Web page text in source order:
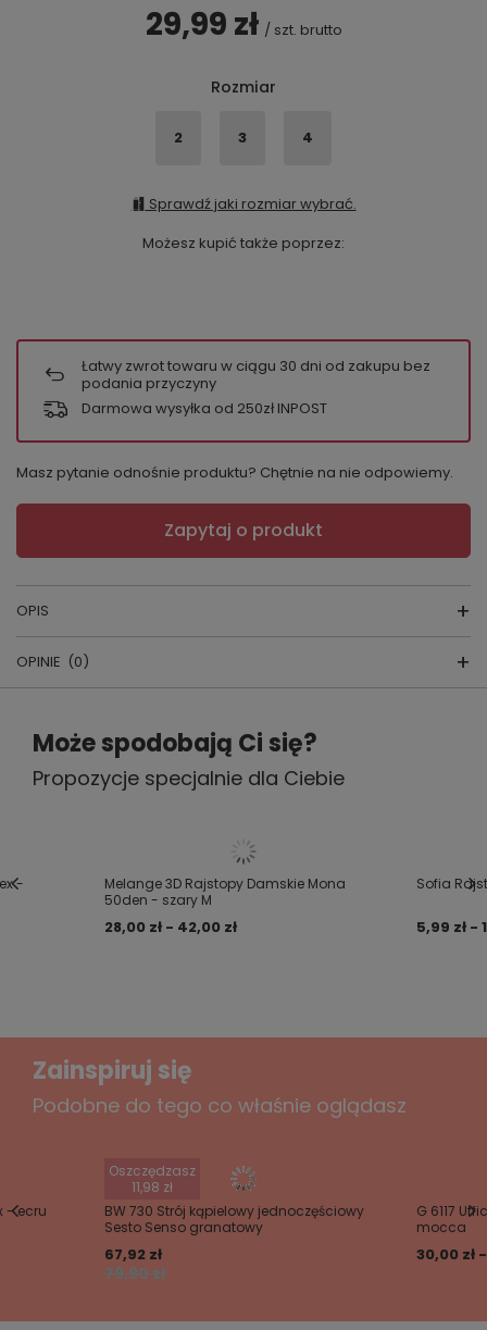
29,99 zł / szt. brutto
Rozmiar
2 3 4
Sprawdź jaki rozmiar wybrać.
Możesz kupić także poprzez:
Łatwy zwrot towaru w ciągu 30 dni od zakupu bez
podania przyczyny
Darmowa wysyłka od 250zł INPOST
Masz pytanie odnośnie produktu? Chętnie na nie odpowiemy.
Zapytaj o produkt
OPIS
producent: Fiore
kraj produkcji: Polska
Skład: 90% poliamid, 10% elastan
z małym klinem.
OPINIE (0)
Napisz swoją opinię
Twoja ocena:
Może spodobają Ci się?
Propozycje specjalnie dla Ciebie
-
Melange 3D Rajstopy Damskie Mona
50den - szary M
28,00 zł - 42,00 zł
Sofia
5,99 zł -
Zainspiruj się
Podobne do tego co właśnie oglądasz
- ecru
Oszczędzasz
11,98 zł
BW 730 Strój kąpielowy jednoczęściowy
Sesto Senso granatowy
79,90 zł
67,92 zł
G 6117
mocca
30,00 zł